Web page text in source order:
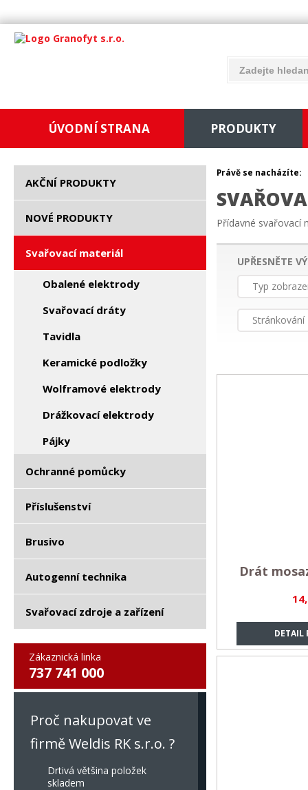
ÚVODNÍ STRANA PRODUKTY
AKČNÍ PRODUKTY
NOVÉ PRODUKTY
Svařovací materiál
Obalené elektrody
Svařovací dráty
Tavidla
Keramické podložky
Wolframové elektrody
Drážkovací elektrody
Pájky
Ochranné pomůcky
Příslušenství
Brusivo
Autogenní technika
Svařovací zdroje a zařízení
Zákaznická linka
737 741 000
Proč nakupovat ve
firmě Weldis RK s.r.o. ?
Drtivá většina položek
skladem
Právě se nacházíte:
Přídavné svařovací
UPŘESNĚTE
Typ
Stránkování
DETAIL
Drát